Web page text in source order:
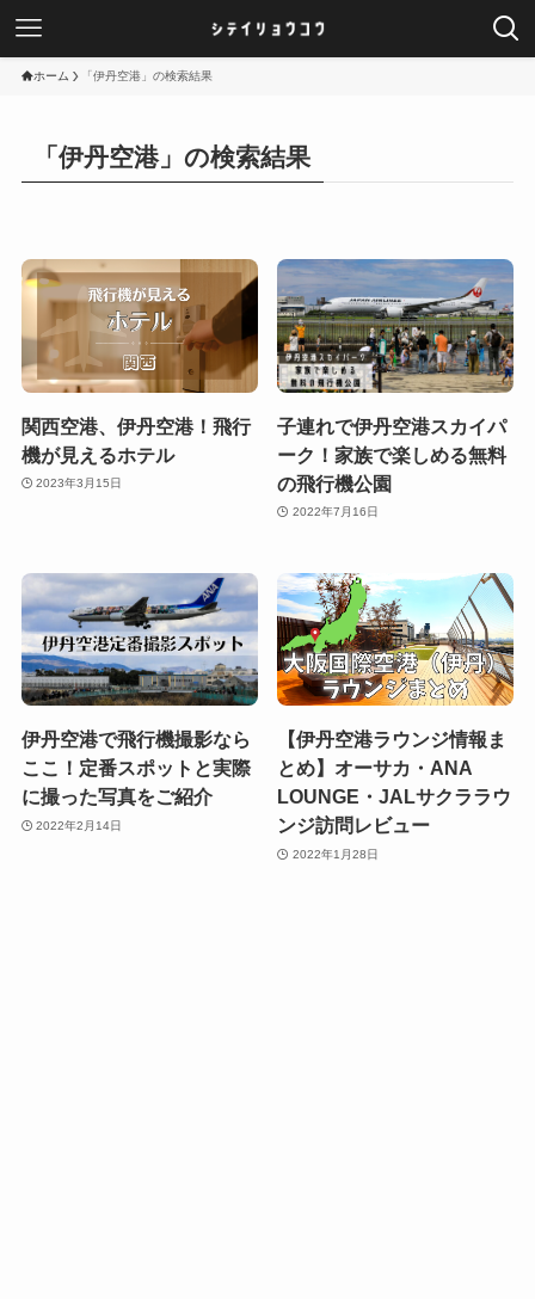
ホーム 「伊丹空港」の検索結果
「伊丹空港」の検索結果
関西空港、伊丹空港！飛行
機が見えるホテル
2023年3月15日
子連れで伊丹空港スカイパ
ーク！家族で楽しめる無料
の飛行機公園
2022年7月16日
伊丹空港で飛行機撮影なら
ここ！定番スポットと実際
に撮った写真をご紹介
2022年2月14日
【伊丹空港ラウンジ情報ま
とめ】オーサカ・ANA
LOUNGE・JALサクララウ
ンジ訪問レビュー
2022年1月28日